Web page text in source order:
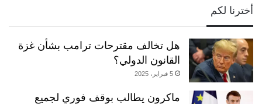
أخترنا لكم
هل تخالف مقترحات ترامب بشأن غزة
القانون الدولي؟
5 فبراير، 2025
ماكرون يطالب بوقف فوري لجميع